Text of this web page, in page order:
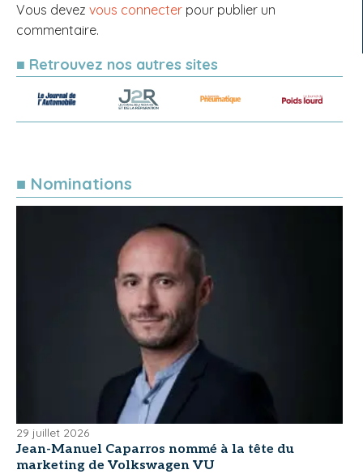
Vous devez vous connecter pour publier un
commentaire.
■ Retrouvez nos autres sites
■ Nominations
29 juillet 2026
Jean-Manuel Caparros nommé à la tête du
marketing de Volkswagen VU